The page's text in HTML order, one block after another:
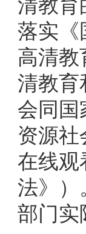
清教育
落实《
高清教
清教育
会同国家
资源社
在线观
法》）
部门实